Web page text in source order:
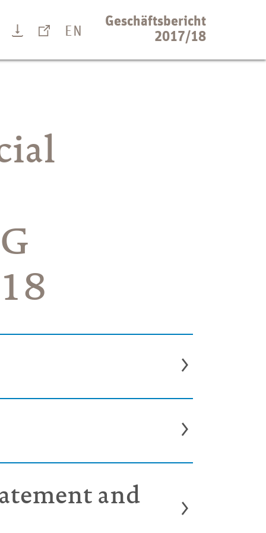
Geschäftsbericht
2017/18
Suche DownloadLinks
CSR
Jobs & Karriere
EN
and